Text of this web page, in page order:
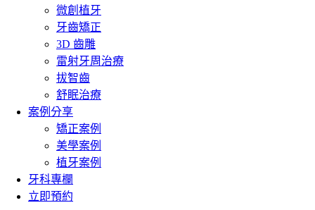
微創植牙
牙齒矯正
3D 齒雕
雷射牙周治療
拔智齒
舒眠治療
案例分享
矯正案例
美學案例
植牙案例
牙科專欄
立即預約